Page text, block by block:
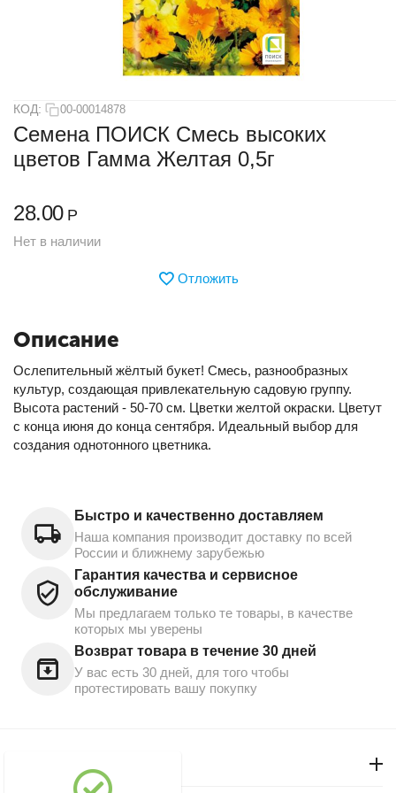
КОД: 00-00014878
Семена ПОИСК Смесь высоких
цветов Гамма Желтая 0,5г
28.00 Р
Нет в наличии
Отложить
Описание
Ослепительный жёлтый букет! Смесь, разнообразных
культур, создающая привлекательную садовую группу.
Высота растений - 50-70 см. Цветки желтой окраски. Цветут
с конца июня до конца сентября. Идеальный выбор для
создания однотонного цветника.
Быстро и качественно доставляем
Наша компания производит доставку по всей
России и ближнему зарубежью
Гарантия качества и сервисное
обслуживание
Мы предлагаем только те товары, в качестве
которых мы уверены
Возврат товара в течение 30 дней
У вас есть 30 дней, для того чтобы
протестировать вашу покупку